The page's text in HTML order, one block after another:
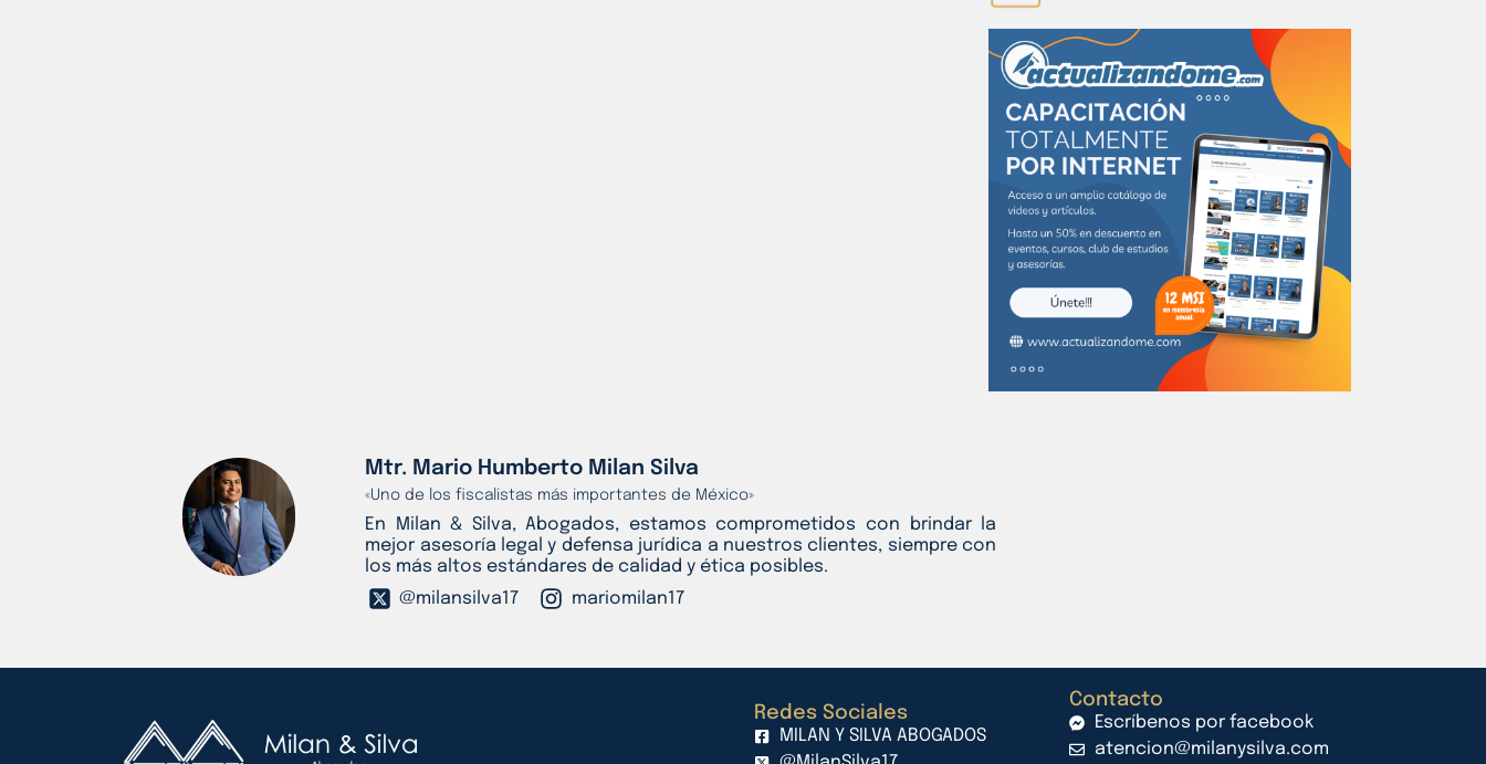
Mtr. Mario Humberto Milan Silva
«Uno de los fiscalistas más importantes de México»
En Milan & Silva, Abogados, estamos comprometidos con brindar la
mejor asesoría legal y defensa jurídica a nuestros clientes, siempre con
los más altos estándares de calidad y ética posibles.
@milansilva17
mariomilan17
Redes Sociales
MILAN Y SILVA ABOGADOS
Contacto
Escríbenos por facebook
atencion@milanysilva.com